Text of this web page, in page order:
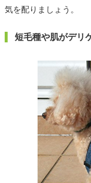
気を配りましょう。
短毛種や肌がデリ